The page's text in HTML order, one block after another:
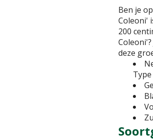
Ben je
Coleoni'
200
deze